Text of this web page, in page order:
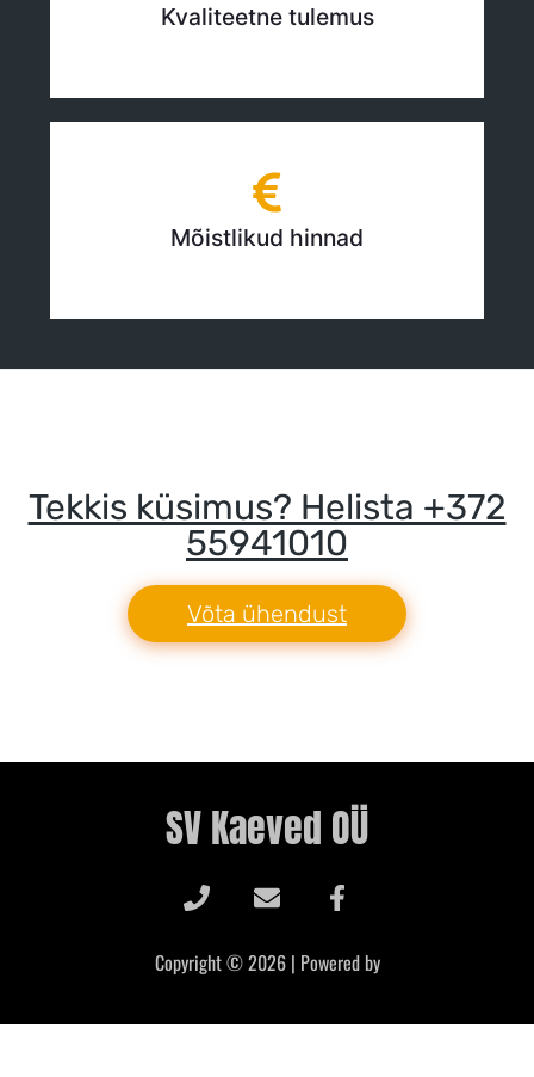
Kvaliteetne tulemus
Mõistlikud hinnad
Tekkis küsimus? Helista +372
55941010
Võta ühendust
SV Kaeved OÜ
Copyright © 2026 | Powered by